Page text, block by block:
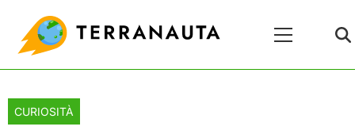
content
Principale
CURIOSITÀ